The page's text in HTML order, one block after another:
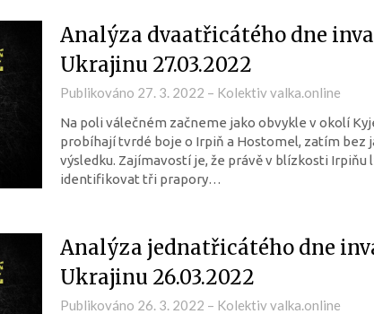
Analýza dvaatřicátého dne
Ukrajinu 27.03.2022
Publikováno 27. 3. 2022 – Kolektiv valka.online
Na poli válečném začneme jako obvykle v okolí
probíhají tvrdé boje o Irpiň a Hostomel, zatím bez
výsledku. Zajímavostí je, že právě v blízkosti Irpiňu
identifikovat tři prapory…
Analýza jednatřicátého dne
Ukrajinu 26.03.2022
Publikováno 26. 3. 2022 – Kolektiv valka.online